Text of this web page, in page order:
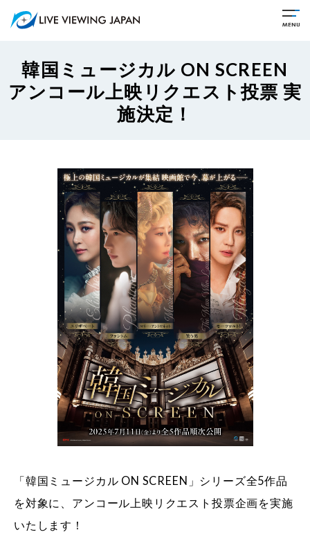
韓国ミュージカル ON SCREEN
アンコール上映リクエスト投票 実
施決定！
「韓国ミュージカル ON SCREEN」シリーズ全5作品
を対象に、アンコール上映リクエスト投票企画を実施
いたします！